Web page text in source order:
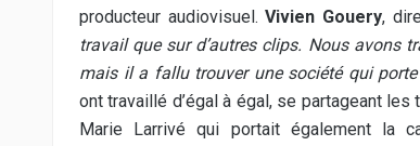
producteur audiovisuel.Vivien Gouery,
travail que sur d’autres clips. Nous avons
mais il a fallu trouver une société qui
ont travaillé d’égal à égal, se partageant
Marie Larrivé qui portait également la